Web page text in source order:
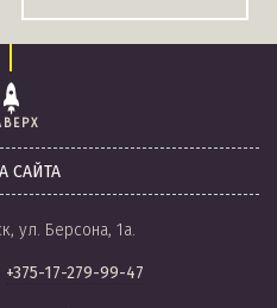
САЙТА
ул. Берсона, 1а.
+375-17-279-99-47